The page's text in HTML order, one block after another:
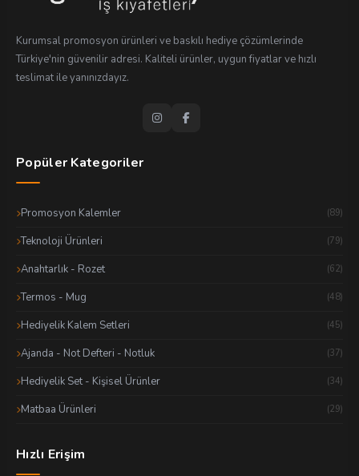
Kurumsal promosyon ürünleri ve baskılı hediye çözümlerinde
Türkiye'nin güvenilir adresi. Kaliteli ürünler, uygun fiyatlar ve hızlı
teslimat ile yanınızdayız.
Popüler Kategoriler
Promosyon Kalemler (89)
Teknoloji Ürünleri (79)
Anahtarlık - Rozet (62)
Termos - Mug (48)
Hediyelik Kalem Setleri (45)
Ajanda - Not Defteri - Notluk (37)
Hediyelik Set - Kişisel Ürünler (34)
Matbaa Ürünleri (29)
Hızlı Erişim